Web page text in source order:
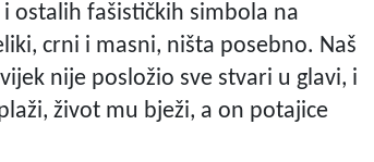
ostalih fašističkih simbola na
crni i masni, ništa posebno. Naš
nije posložio sve stvari u glavi, i
život mu bježi, a on potajice